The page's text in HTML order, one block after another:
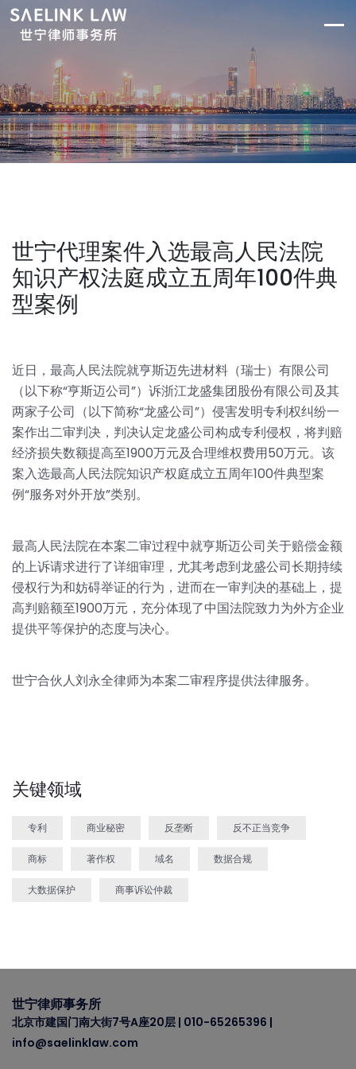
世宁代理案件入选最高人民法院
知识产权法庭成立五周年100件典
型案例
近日，最高人民法院就亨斯迈先进材料（瑞士）有限公司
（以下称“亨斯迈公司”）诉浙江龙盛集团股份有限公司及其
两家子公司（以下简称“龙盛公司”）侵害发明专利权纠纷一
案作出二审判决，判决认定龙盛公司构成专利侵权，将判赔
经济损失数额提高至1900万元及合理维权费用50万元。该
案入选最高人民法院知识产权庭成立五周年100件典型案
例“服务对外开放”类别。
最高人民法院在本案二审过程中就亨斯迈公司关于赔偿金额
的上诉请求进行了详细审理，尤其考虑到龙盛公司长期持续
侵权行为和妨碍举证的行为，进而在一审判决的基础上，提
高判赔额至1900万元，充分体现了中国法院致力为外方企业
提供平等保护的态度与决心。
世宁合伙人刘永全律师为本案二审程序提供法律服务。
关键领域
专利 商业秘密 反垄断 反不正当竞争
商标 著作权 域名 数据合规
大数据保护 商事诉讼仲裁
世宁律师事务所
北京市建国门南大街7号A座20层 | 010-65265396 |
info@saelinklaw.com